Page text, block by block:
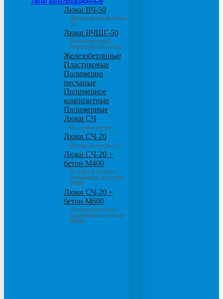
Люки ВЧ-50
Высокопрочный чугун
50
Люки ВЧШГ-50
Высокопрочный
сверхтяжелый чугун
Железобетонные
Пластиковые
Полимерно
песчаные
Полимерное
композитные
Полимерные
Люки СЧ
Из серого чугуна
Люки СЧ-20
Из серого чугуна 20
Люки СЧ-20 +
бетон М400
Из серого чугуна с
основанием из бетона
М400
Люки СЧ-20 +
бетон М600
Из серого чугуна с
основанием из бетона
М600